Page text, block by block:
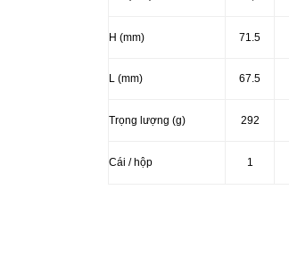
H (mm) 71.5
L (mm) 67.5
Trọng lượng (g) 292
Cái / hộp 1